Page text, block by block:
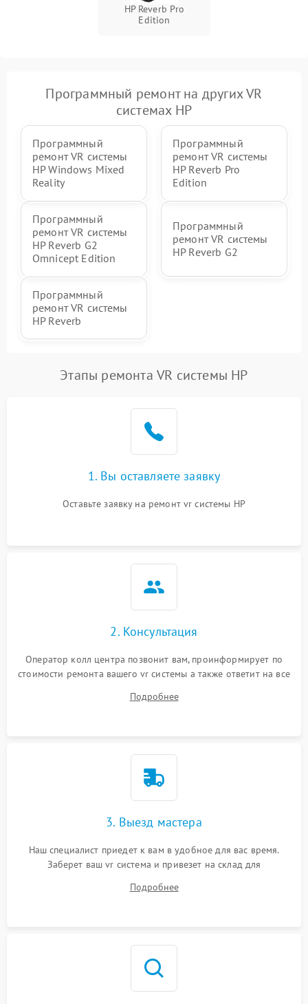
HP Reverb Pro
Edition
Программный ремонт на других VR
системах HP
Программный
ремонт VR системы
HP Windows Mixed
Reality
Программный
ремонт VR системы
HP Reverb Pro
Edition
Программный
ремонт VR системы
HP Reverb G2
Omnicept Edition
Программный
ремонт VR системы
HP Reverb G2
Программный
ремонт VR системы
HP Reverb
Этапы ремонта VR системы HP
1. Вы оставляете заявку
Оставьте заявку на ремонт vr системы HP
2. Консультация
Оператор колл центра позвонит вам, проинформирует по
стоимости ремонта вашего vr системы а также ответит на все
Подробнее
3. Выезд мастера
Наш специалист приедет к вам в удобное для вас время.
Заберет ваш vr система и привезет на склад для
Подробнее